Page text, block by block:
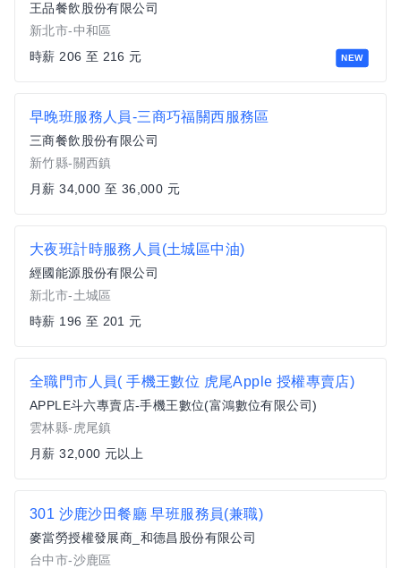
NEW
王品餐飲股份有限公司
新北市-中和區
時薪 206 至 216 元
早晚班服務人員-三商巧福關西服務區
三商餐飲股份有限公司
新竹縣-關西鎮
月薪 34,000 至 36,000 元
大夜班計時服務人員(土城區中油)
經國能源股份有限公司
新北市-土城區
時薪 196 至 201 元
全職門市人員( 手機王數位 虎尾Apple 授權專賣店)
APPLE斗六專賣店-手機王數位(富鴻數位有限公司)
雲林縣-虎尾鎮
月薪 32,000 元以上
301 沙鹿沙田餐廳 早班服務員(兼職)
麥當勞授權發展商_和德昌股份有限公司
台中市-沙鹿區